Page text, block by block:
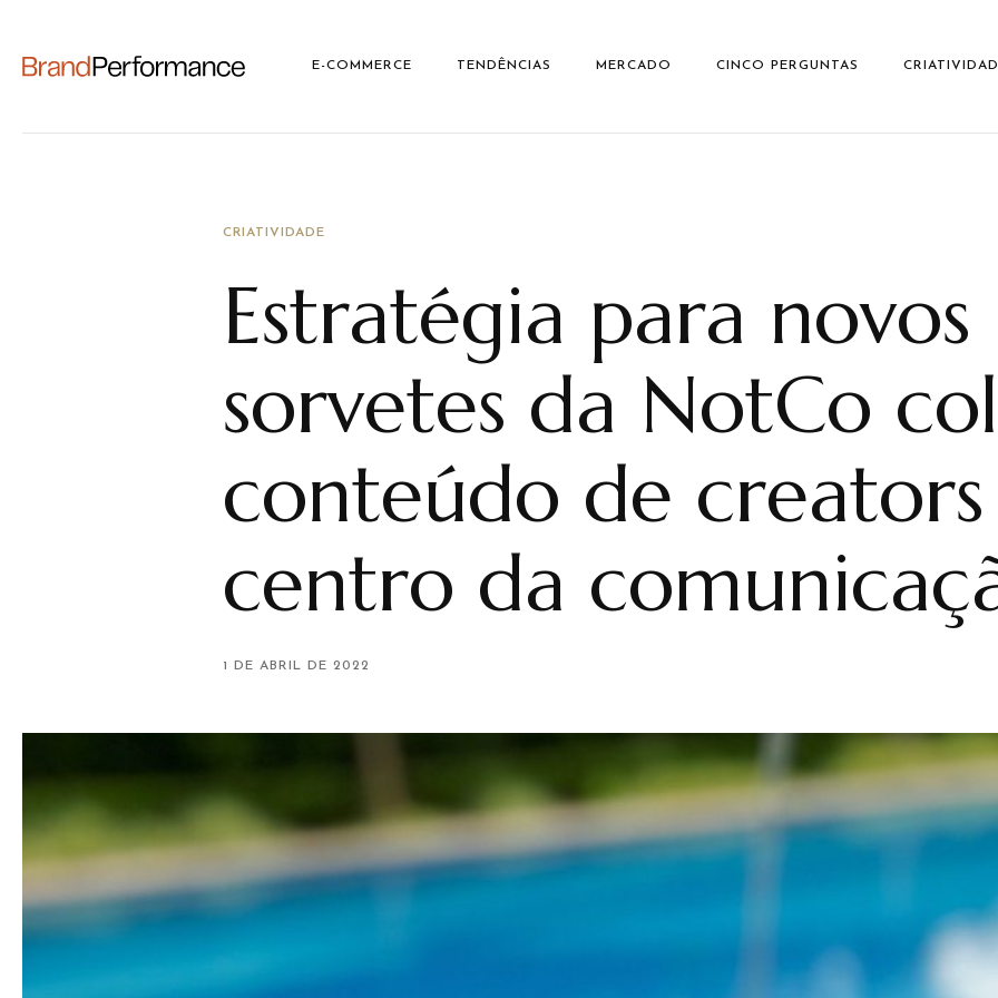
E-COMMERCE TENDÊNCIAS MERCADO CINCO PERGUNTAS
CRIATIVIDADE
Estratégia para novos
sorvetes da NotCo
conteúdo de
centro da
1 DE ABRIL DE 2022